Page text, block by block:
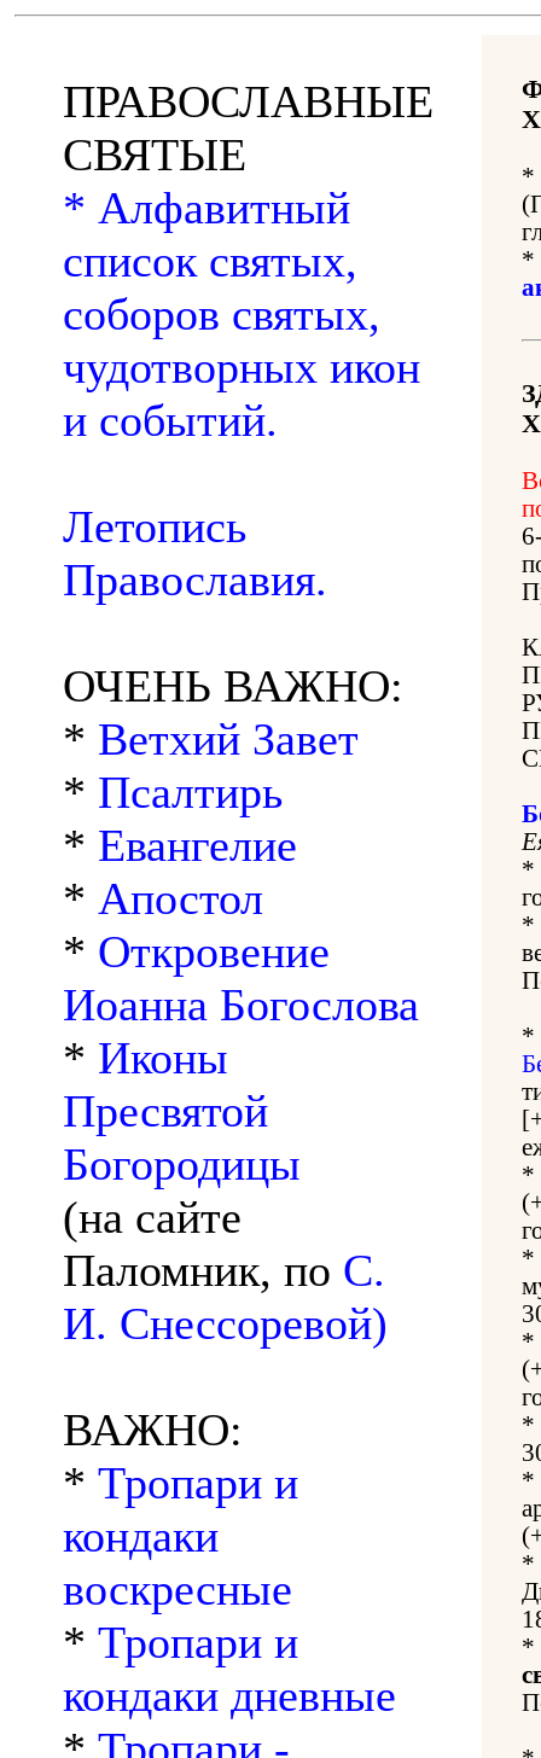
ПРАВОСЛАВНЫЕ
СВЯТЫЕ
* Алфавитный
список святых,
соборов святых,
чудотворных икон
и событий.
Летопись
Православия.
ОЧЕНЬ ВАЖНО:
* Ветхий Завет
* Псалтирь
* Евангелие
* Апостол
* Откровение
Иоанна Богослова
* Иконы
Пресвятой
Богородицы
(на сайте
Паломник, по С.
И. Снессоревой)
ВАЖНО:
* Тропари и
кондаки
воскресные
* Тропари и
кондаки дневные
*
*
*
*
*
*
*
*
*
*
*
*